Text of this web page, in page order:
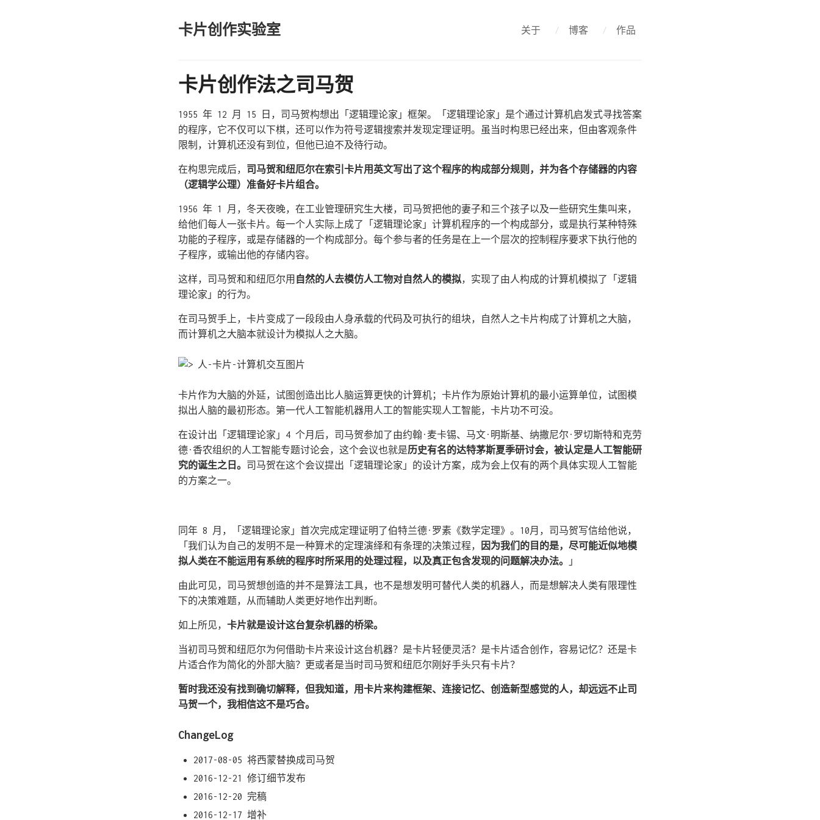
卡片创作实验室 关于 / 博客 / 作品
卡片创作法之司马贺
1955 年 12 月 15 日，司马贺构想出「逻辑理论家」框架。「逻辑理论家」是个通过计算机启发式寻找答案
的程序，它不仅可以下棋，还可以作为符号逻辑搜索并发现定理证明。虽当时构思已经出来，但由客观条件
限制，计算机还没有到位，但他已迫不及待行动。
在构思完成后， 司马贺和纽厄尔在索引卡片用英文写出了这个程序的构成部分规则，并为各个存储器的内容
（逻辑学公理）准备好卡片组合。
1956 年 1 月，冬天夜晚，在工业管理研究生大楼，司马贺把他的妻子和三个孩子以及一些研究生集叫来，
给他们每人一张卡片。每一个人实际上成了「逻辑理论家」计算机程序的一个构成部分，或是执行某种特殊
功能的子程序，或是存储器的一个构成部分。每个参与者的任务是在上一个层次的控制程序要求下执行他的
子程序，或输出他的存储内容。
这样，司马贺和和纽厄尔用 自然的人去模仿人工物对自然人的模拟，实现了由人构成的计算机模拟了「逻辑
理论家」的行为。
在司马贺手上，卡片变成了一段段由人身承载的代码及可执行的组块，自然人之卡片构成了计算机之大脑，
而计算机之大脑本就设计为模拟人之大脑。
卡片作为大脑的外延，试图创造出比人脑运算更快的计算机；卡片作为原始计算机的最小运算单位，试图模
拟出人脑的最初形态。第一代人工智能机器用人工的智能实现人工智能，卡片功不可没。
在设计出「逻辑理论家」4 个月后，司马贺参加了由约翰·麦卡锡、马文·明斯基、纳撒尼尔·罗切斯特和克劳
德·香农组织的人工智能专题讨论会，这个会议也就是历史有名的达特茅斯夏季研讨会，被认定是人工智能研
究的诞生之日。 司马贺在这个会议提出「逻辑理论家」的设计方案，成为会上仅有的两个具体实现人工智能
的方案之一。
同年 8 月，「逻辑理论家」首次完成定理证明了伯特兰德·罗素《数学定理》。10月，司马贺写信给他说，
「我们认为自己的发明不是一种算术的定理演绎和有条理的决策过程，
因为我们的目的是，尽可能近似地模
拟人类在不能运用有系统的程序时所采用的处理过程，以及真正包含发现的问题解决办法。
」
由此可见，司马贺想创造的并不是算法工具，也不是想发明可替代人类的机器人，而是想解决人类有限理性
下的决策难题，从而辅助人类更好地作出判断。
如上所见， 卡片就是设计这台复杂机器的桥梁。
当初司马贺和纽厄尔为何借助卡片来设计这台机器？是卡片轻便灵活？是卡片适合创作，容易记忆？还是卡
片适合作为简化的外部大脑？更或者是当时司马贺和纽厄尔刚好手头只有卡片？
暂时我还没有找到确切解释，但我知道，用卡片来构建框架、连接记忆、创造新型感觉的人，却远远不止司
马贺一个，我相信这不是巧合。
ChangeLog
2017-08-05 将西蒙替换成司马贺
2016-12-21 修订细节发布
2016-12-20 完稿
2016-12-17 增补